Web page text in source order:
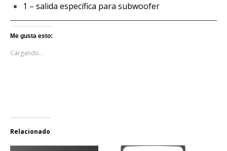
1 – salida específica para subwoofer
Me gusta esto:
Cargando...
Relacionado